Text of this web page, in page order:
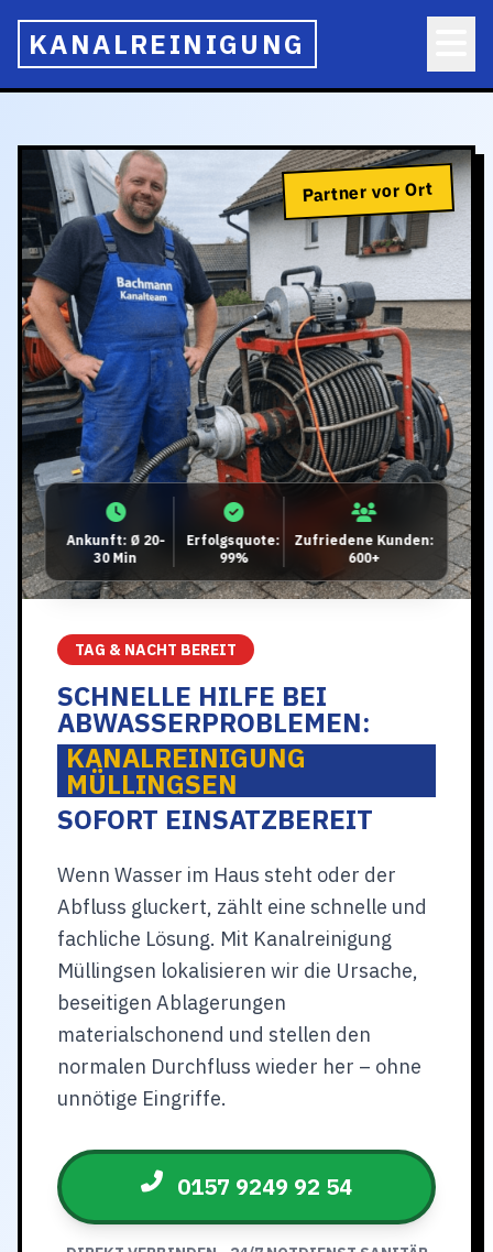
KANALREINIGUNG
Partner vor Ort
Ankunft: Ø 20-
30 Min
Erfolgsquote:
99%
Zufriedene Kunden:
600+
TAG & NACHT BEREIT
SCHNELLE HILFE BEI
ABWASSERPROBLEMEN:
KANALREINIGUNG
MÜLLINGSEN
SOFORT EINSATZBEREIT
Wenn Wasser im Haus steht oder der
Abfluss gluckert, zählt eine schnelle und
fachliche Lösung. Mit Kanalreinigung
Müllingsen lokalisieren wir die Ursache,
beseitigen Ablagerungen
materialschonend und stellen den
normalen Durchfluss wieder her – ohne
unnötige Eingriffe.
0157 9249 92 54